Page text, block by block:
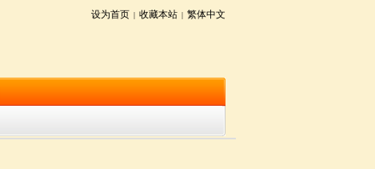
设为首页 | 收藏本站 | 繁体中文